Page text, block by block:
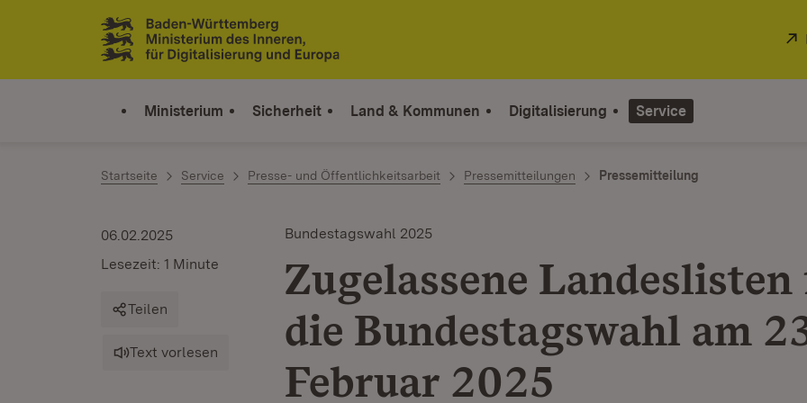
Zum Inhalt springen
Link zur Startseite
Ministerium Sicherheit Land & Kommunen Digitalisierung Service
Startseite Service Presse- und Öffentlichkeitsarbeit Pressemitteilungen Pressemitteilung
Bundestagswahl 2025
Zugelassene
die Bundestagswahl am
Februar 2025
06.02.2025
Lesezeit: 1 Minute
Teilen
Text vorlesen